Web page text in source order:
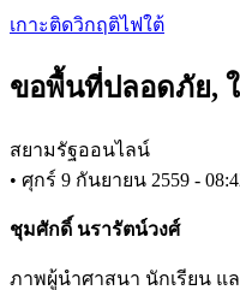
Skip
content
เกาะติดวิกฤติไฟใต้
ขอพื้นที่ปลอดภัย,
สยามรัฐออนไลน์
• ศุกร์ 9 กันยายน 2559 -
ชุมศักดิ์ นรารัตน์วงศ์
ภาพผู้นำศาสนา นักเรียน